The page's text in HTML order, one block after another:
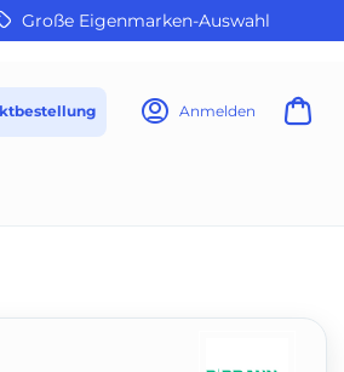
Große Eigenmarken-Auswahl
Anmelden